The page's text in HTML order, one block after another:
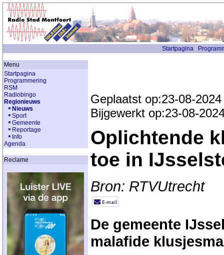
Startpagina
Menu
Startpagina
Programmering
RSM
Radiobingo
Regionieuws
Nieuws
Sport
Gemeente
Reportage
Info
Agenda
Reclame
Geplaatst op:23-08-2024
Bijgewerkt op:23-08-
Oplichtende
toe in
Bron: RTVUtrecht
De gemeente
malafide